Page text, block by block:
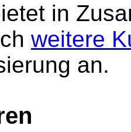
in
weitere
an.